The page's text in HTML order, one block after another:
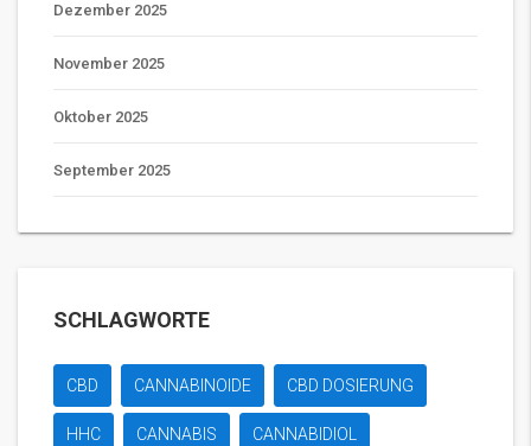
Dezember 2025
November 2025
Oktober 2025
September 2025
SCHLAGWORTE
CBD CANNABINOIDE CBD DOSIERUNG
HHC CANNABIS CANNABIDIOL